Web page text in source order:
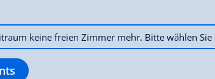
keine freien Zimmer mehr. Bitte wählen Sie